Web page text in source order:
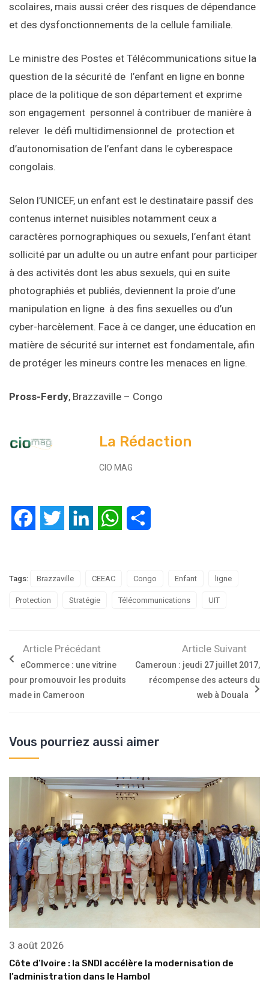
scolaires, mais aussi créer des risques de dépendance
et des dysfonctionnements de la cellule familiale.
Le ministre des Postes et Télécommunications situe la
question de la sécurité de l’enfant en ligne en bonne
place de la politique de son département et exprime
son engagement personnel à contribuer de manière à
relever le défi multidimensionnel de protection et
d’autonomisation de l’enfant dans le cyberespace
congolais.
Selon l’UNICEF, un enfant est le destinataire passif des
contenus internet nuisibles notamment ceux a
caractères pornographiques ou sexuels, l’enfant étant
sollicité par un adulte ou un autre enfant pour participer
à des activités dont les abus sexuels, qui en suite
photographiés et publiés, deviennent la proie d’une
manipulation en ligne à des fins sexuelles ou d’un
cyber-harcèlement. Face à ce danger, une éducation en
matière de sécurité sur internet est fondamentale, afin
de protéger les mineurs contre les menaces en ligne.
Pross-Ferdy, Brazzaville – Congo
La Rédaction
CIO MAG
FacebookTwitter LinkedIn WhatsApp
Tags: Brazzaville CEEAC Congo Enfant ligne
Protection Stratégie Télécommunications UIT
Article Précédant
eCommerce : une vitrine
pour promouvoir les produits
made in Cameroon
Article Suivant
Cameroun : jeudi 27 juillet 2017,
récompense des acteurs du
web à Douala
Vous pourriez aussi aimer
3 août 2026
Côte d’Ivoire : la SNDI accélère la modernisation de
l’administration dans le Hambol